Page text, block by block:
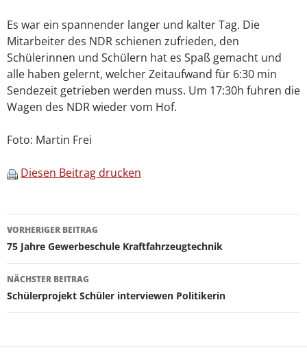
Es war ein spannender langer und kalter Tag. Die
Mitarbeiter des NDR schienen zufrieden, den
Schülerinnen und Schülern hat es Spaß gemacht und
alle haben gelernt, welcher Zeitaufwand für 6:30 min
Sendezeit getrieben werden muss. Um 17:30h fuhren die
Wagen des NDR wieder vom Hof.
Foto: Martin Frei
Diesen Beitrag drucken
Beitragsnavigation
VORHERIGER BEITRAG
75 Jahre Gewerbeschule Kraftfahrzeugtechnik
NÄCHSTER BEITRAG
Schülerprojekt Schüler interviewen Politikerin